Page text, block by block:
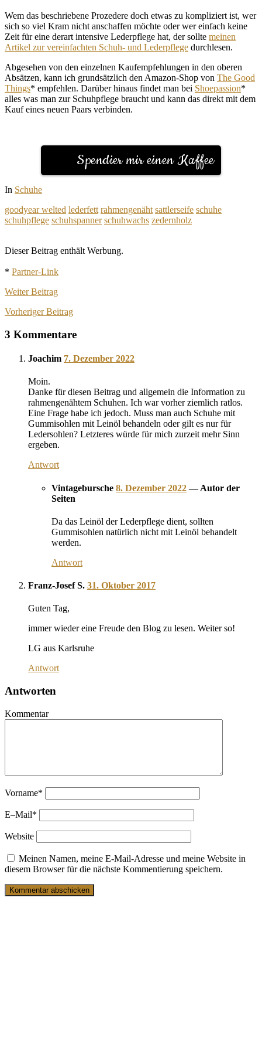
Wem das beschriebene Prozedere doch etwas zu kompliziert ist, wer
sich so viel Kram nicht anschaffen möchte oder wer einfach keine
Zeit für eine derart intensive Lederpflege hat, der sollte meinen
Artikel zur vereinfachten Schuh- und Lederpflege durchlesen.
Abgesehen von den einzelnen Kaufempfehlungen in den oberen
Absätzen, kann ich grundsätzlich den Amazon-Shop von The Good
Things* empfehlen. Darüber hinaus findet man bei Shoepassion*
alles was man zur Schuhpflege braucht und kann das direkt mit dem
Kauf eines neuen Paars verbinden.
Spendier mir einen Kaffee
In Schuhe
goodyear welted lederfett rahmengenäht sattlerseife schuhe
schuhpflege schuhspanner schuhwachs zedernholz
Dieser Beitrag enthält Werbung.
* Partner-Link
WeiterBeitrag
VorherigerBeitrag
3 Kommentare
Joachim 7. Dezember 2022
Moin.
Danke für diesen Beitrag und allgemein die Information zu
rahmengenähtem Schuhen. Ich war vorher ziemlich ratlos.
Eine Frage habe ich jedoch. Muss man auch Schuhe mit
Gummisohlen mit Leinöl behandeln oder gilt es nur für
Ledersohlen? Letzteres würde für mich zurzeit mehr Sinn
ergeben.
Antwort
Vintagebursche 8. Dezember 2022— Autor der
Seiten
Da das Leinöl der Lederpflege dient, sollten
Gummisohlen natürlich nicht mit Leinöl behandelt
werden.
Antwort
Franz-Josef S. 31. Oktober 2017
Guten Tag,
immer wieder eine Freude den Blog zu lesen. Weiter so!
LG aus Karlsruhe
Antwort
Antworten
Kommentar
Vorname*
E–Mail*
Website
Meinen Namen, meine E-Mail-Adresse und meine Website in
diesem Browser für die nächste Kommentierung speichern.